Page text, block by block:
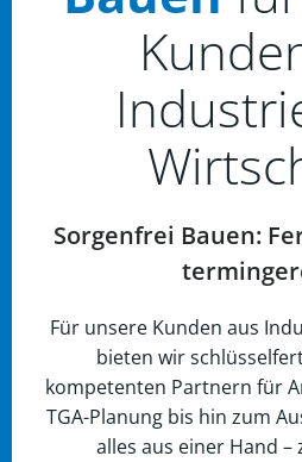
Sorgenfrei Bauen:
Für unsere Kunden aus
bieten wir
kompetenten Partnern für
TGA-Planung bis hin zum
alles aus einer Hand –